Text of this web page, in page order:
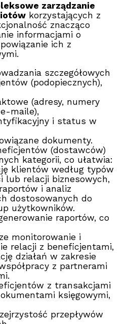
zarządzanie
korzystających z
znacząco
informacjami o
ich z
szczegółowych
(podopiecznych),
(adresy, numery
maile),
i status w
dokumenty.
(dostawców)
kategorii, co ułatwia:
klientów według typów
lub relacji biznesowych,
i analiz
dostosowanych do
użytkowników.
raportów, co
monitorowanie i
relacji z beneficjentami,
działań w zakresie
z partnerami
z transakcjami
księgowymi,
przepływów